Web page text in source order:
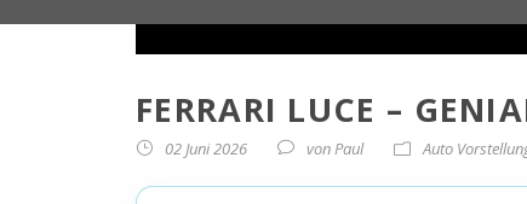
FERRARI LUCE –
02 Juni 2026 vonPaul Auto